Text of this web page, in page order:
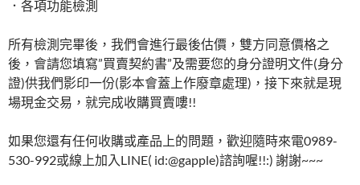
．各項功能檢測
所有檢測完畢後，我們會進行最後估價，雙方同意價格之
後，會請您填寫”買賣契約書”及需要您的身分證明文件(身分
證)供我們影印一份(影本會蓋上作廢章處理)，接下來就是現
場現金交易，就完成收購買賣嘍!!
如果您還有任何收購或產品上的問題，歡迎隨時來電0989-
530-992或線上加入LINE( id:@gapple)諮詢喔!!:) 謝謝~~~